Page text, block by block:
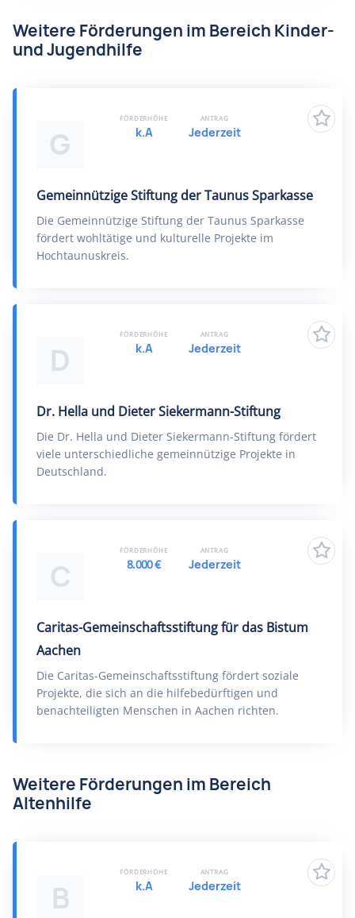
Weitere Förderungen im Bereich Kinder-
und Jugendhilfe
G
Gemeinnützige Stiftung der Taunus Sparkasse
Die Gemeinnützige Stiftung der Taunus Sparkasse
fördert wohltätige und kulturelle Projekte im
Hochtaunuskreis.
FÖRDERHÖHE
k.A
ANTRAG
Jederzeit
D
Dr. Hella und Dieter Siekermann-Stiftung
Die Dr. Hella und Dieter Siekermann-Stiftung fördert
viele unterschiedliche gemeinnützige Projekte in
Deutschland.
FÖRDERHÖHE
k.A
ANTRAG
Jederzeit
C
Caritas-Gemeinschaftsstiftung für das Bistum
Aachen
Die Caritas-Gemeinschaftsstiftung fördert soziale
Projekte, die sich an die hilfebedürftigen und
benachteiligten Menschen in Aachen richten.
FÖRDERHÖHE
8.000 €
ANTRAG
Jederzeit
Weitere Förderungen im Bereich
Altenhilfe
B
FÖRDERHÖHE
k.A
ANTRAG
Jederzeit